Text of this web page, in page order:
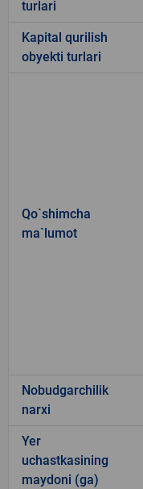
turlari
Kapital qurilish
obyekti turlari
Qo`shimcha
ma`lumot
Nobudgarchilik
narxi
Yer
uchastkasining
maydoni (ga)